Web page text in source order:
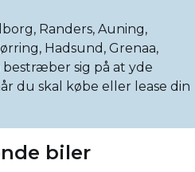
Randers, Auning,
Hadsund, Grenaa,
sig på at yde
du skal købe eller lease din
biler